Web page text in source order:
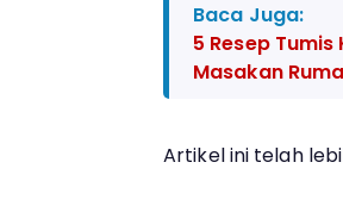
Baca Juga:
5 Resep
Masakan
Artikel ini telah